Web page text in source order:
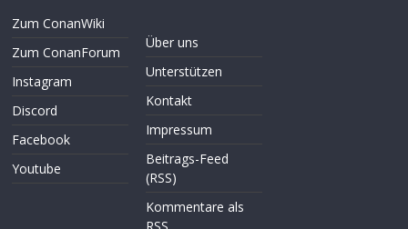
Zum ConanWiki
Zum ConanForum
Instagram
Discord
Facebook
Youtube
Über uns
Unterstützen
Kontakt
Impressum
Beitrags-Feed
(RSS)
Kommentare als
RSS